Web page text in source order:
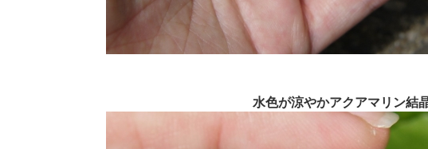
水色が涼やかアクアマリン結